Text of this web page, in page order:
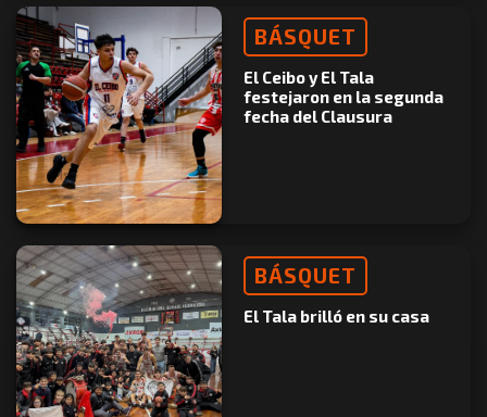
BÁSQUET
El Ceibo y El Tala
festejaron en la segunda
fecha del Clausura
BÁSQUET
El Tala brilló en su casa